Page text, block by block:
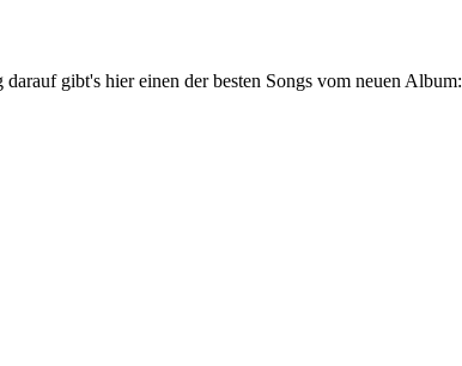
gibt's hier einen der besten Songs vom neuen Album: